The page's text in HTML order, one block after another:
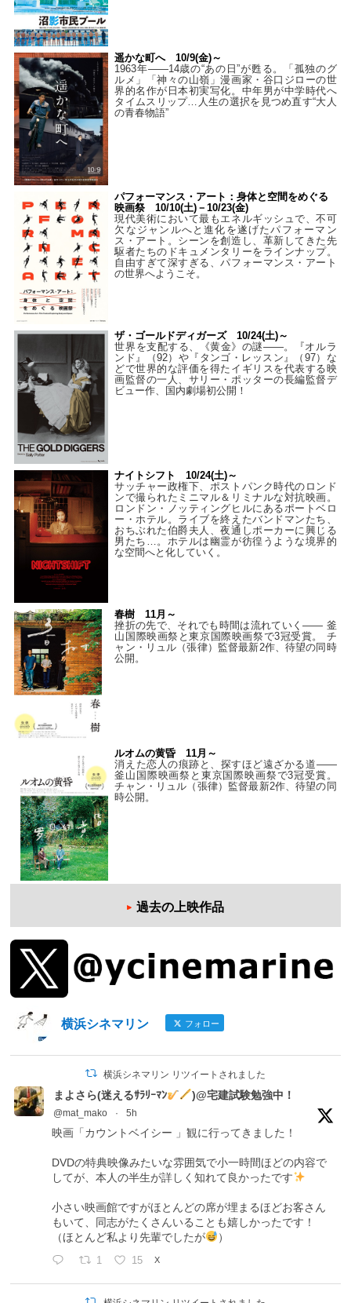
遥かな町へ 10/9(金)～
1963年――14歳の“あの日”が甦る。「孤独のグ
ルメ」「神々の山嶺」漫画家・谷口ジローの世
界的名作が日本初実写化。中年男が中学時代へ
タイムスリップ…人生の選択を見つめ直す“大人
の青春物語”
パフォーマンス・アート：身体と空間をめぐる
映画祭 10/10(土)－10/23(金)
現代美術において最もエネルギッシュで、不可
欠なジャンルへと進化を遂げたパフォーマン
ス・アート。シーンを創造し、革新してきた先
駆者たちのドキュメンタリーをラインナップ。
自由すぎて深すぎる、パフォーマンス・アート
の世界へようこそ。
ザ・ゴールドディガーズ 10/24(土)～
世界を支配する、《黄金》の謎――。『オルラ
ンド』（92）や『タンゴ・レッスン』（97）な
どで世界的な評価を得たイギリスを代表する映
画監督の一人、サリー・ポッターの長編監督デ
ビュー作、国内劇場初公開！
ナイトシフト 10/24(土)～
サッチャー政権下、ポストパンク時代のロンド
ンで撮られたミニマル＆リミナルな対抗映画。
ロンドン・ノッティングヒルにあるポートベロ
ー・ホテル。ライブを終えたバンドマンたち、
おちぶれた伯爵夫人、夜通しポーカーに興じる
男たち…。ホテルは幽霊が彷徨うような境界的
な空間へと化していく。
春樹 11月～
挫折の先で、それでも時間は流れていく—— 釜
山国際映画祭と東京国際映画祭で3冠受賞。 チ
ャン・リュル（張律）監督最新2作、待望の同時
公開。
ルオムの黄昏 11月～
消えた恋人の痕跡と、探すほど遠ざかる道——
釜山国際映画祭と東京国際映画祭で3冠受賞。
チャン・リュル（張律）監督最新2作、待望の同
時公開。
過去の上映作品
横浜シネマリン フォロー
横浜シネマリン リツイートされました
まよさら(迷えるｻﾗﾘｰﾏﾝ )@宅建試験勉強中！
@mat_mako · 5h
映画「カウントベイシー 」観に行ってきました！
DVDの特典映像みたいな雰囲気で小一時間ほどの内容で
してが、本人の半生が詳しく知れて良かったです
小さい映画館ですがほとんどの席が埋まるほどお客さん
もいて、同志がたくさんいることも嬉しかったです！
（ほとんど私より先輩でしたが
）
1 15 X